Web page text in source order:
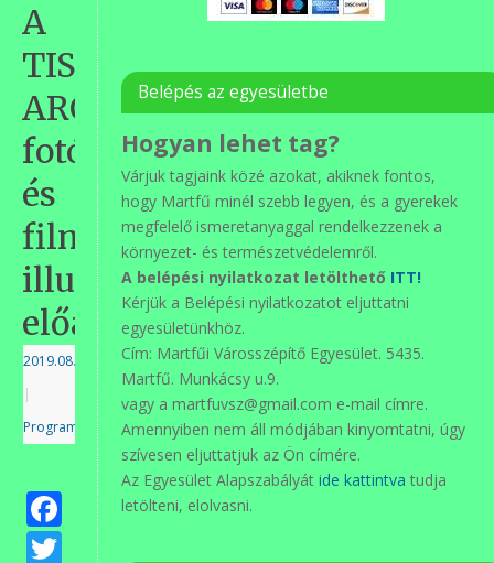
A
TISZA
ARCAI
fotókkal
és
filmekkel
illusztrált
előadás
2019.08.28.
|
Programok
Facebook
Twitter
Belépés az egyesületbe
Hogyan lehet tag?
Várjuk tagjaink közé azokat, akiknek fontos,
hogy Martfű minél szebb legyen, és a gyerekek
megfelelő ismeretanyaggal rendelkezzenek a
környezet- és természetvédelemről.
A belépési nyilatkozat letölthető ITT!
Kérjük a Belépési nyilatkozatot eljuttatni
egyesületünkhöz.
Cím: Martfűi Városszépítő Egyesület. 5435.
Martfű. Munkácsy u.9.
vagy a martfuvsz@gmail.com e-mail címre.
Amennyiben nem áll módjában kinyomtatni, úgy
szívesen eljuttatjuk az Ön címére.
Az Egyesület Alapszabályát ide kattintva tudja
letölteni, elolvasni.